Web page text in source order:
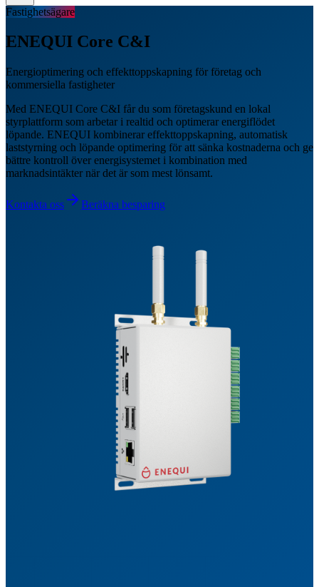
Fastighetsägare
ENEQUI Core C&I
Energioptimering och effekttoppskapning för företag och
kommersiella fastigheter
Med ENEQUI Core C&I får du som företagskund en lokal
styrplattform som arbetar i realtid och optimerar energiflödet
löpande. ENEQUI kombinerar effekttoppskapning, automatisk
laststyrning och löpande optimering för att sänka kostnaderna och ge
bättre kontroll över energisystemet i kombination med
marknadsintäkter när det är som mest lönsamt.
Kontakta oss Beräkna besparing